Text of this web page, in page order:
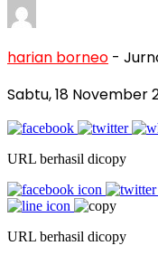
harian borneo -
Sabtu, 18 November
URL berhasil dicopy
URL berhasil dicopy